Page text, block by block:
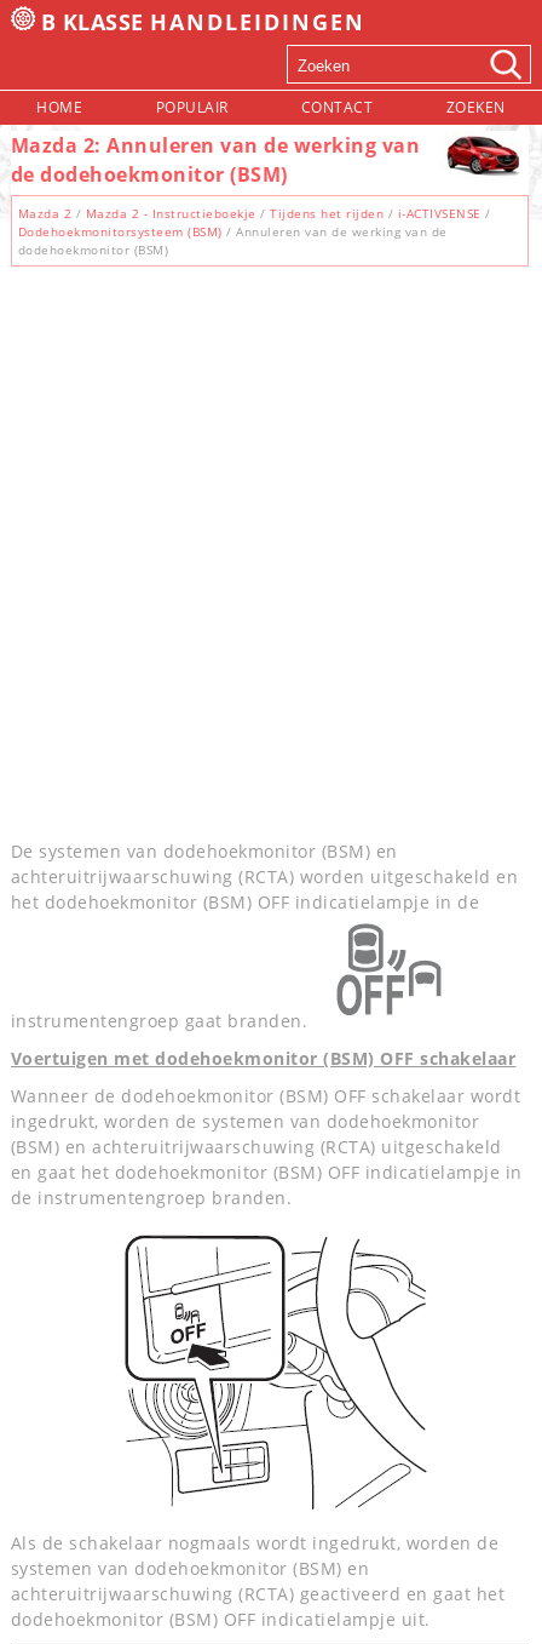
B KLASSE HANDLEIDINGEN
HOME POPULAIR CONTACT ZOEKEN
Mazda 2: Annuleren van de werking van
de dodehoekmonitor (BSM)
Mazda 2 / Mazda 2 - Instructieboekje /Tijdens het rijden / i-ACTIVSENSE /
Dodehoekmonitorsysteem (BSM) / Annuleren van de werking van de
dodehoekmonitor (BSM)
De systemen van dodehoekmonitor (BSM) en
achteruitrijwaarschuwing (RCTA) worden uitgeschakeld en
het dodehoekmonitor (BSM) OFF indicatielampje in de
instrumentengroep gaat branden.
Voertuigen met dodehoekmonitor (BSM) OFF schakelaar
Wanneer de dodehoekmonitor (BSM) OFF schakelaar wordt
ingedrukt, worden de systemen van dodehoekmonitor
(BSM) en achteruitrijwaarschuwing (RCTA) uitgeschakeld
en gaat het dodehoekmonitor (BSM) OFF indicatielampje in
de instrumentengroep branden.
Als de schakelaar nogmaals wordt ingedrukt, worden de
systemen van dodehoekmonitor (BSM) en
achteruitrijwaarschuwing (RCTA) geactiveerd en gaat het
dodehoekmonitor (BSM) OFF indicatielampje uit.